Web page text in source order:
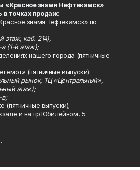
«Красное знамя Нефтекамск»
в точках продаж:
знамя Нефтекамск» по
этаж, каб. 214),
(1-й этаж);
нашего города (пятничные
(пятничные выпуски):
рынок, ТЦ «Центральный»,
этаж);
в;
(пятничные выпуски);
и на пр.Юбилейном, 5.